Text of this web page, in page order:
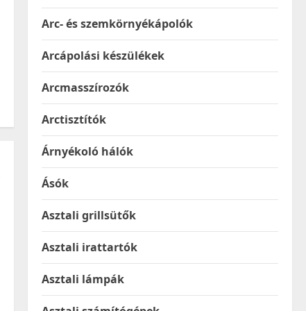
Arc- és szemkörnyékápolók
Arcápolási készülékek
Arcmasszírozók
Arctisztítók
Árnyékoló hálók
Ásók
Asztali grillsütők
Asztali irattartók
Asztali lámpák